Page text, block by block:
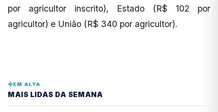
por agricultor inscrito), Estado (R$ 102 por
agricultor) e União (R$ 340 por agricultor).
EM ALTA
MAIS LIDAS DA SEMANA